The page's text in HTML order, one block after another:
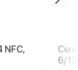
NFC,
6/